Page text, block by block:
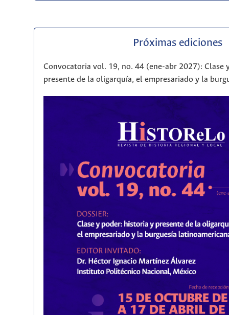
Próximas ediciones
Convocatoria vol. 19, no. 44 (ene-abr 2027): Clase
presente de la oligarquía, el empresariado y la